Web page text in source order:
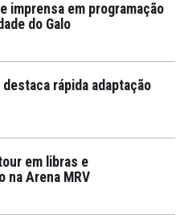
imprensa em programação
do Galo
rápida adaptação
em libras e
na Arena MRV